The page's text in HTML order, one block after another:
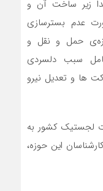
زیر ساخت آن و
عدم بسترسازی
حمل و نقل و
سبب دلسردی
ها و تعدیل نیرو
لجستیک کشور به
این حوزه،